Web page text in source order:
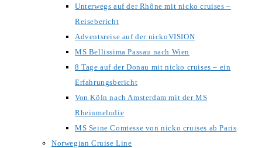
Unterwegs auf der Rhône mit nicko cruises –
Reisebericht
Adventsreise auf der nickoVISION
MS Bellissima Passau nach Wien
8 Tage auf der Donau mit nicko cruises – ein
Erfahrungsbericht
Von Köln nach Amsterdam mit der MS
Rheinmelodie
MS Seine Comtesse von nicko cruises ab Paris
Norwegian Cruise Line